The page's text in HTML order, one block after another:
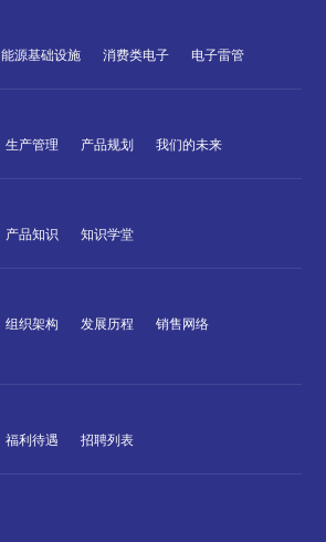
能源基础设施 消费类电子 电子雷管
生产管理 产品规划 我们的未来
产品知识 知识学堂
组织架构 发展历程
销售网络
福利待遇 招聘列表